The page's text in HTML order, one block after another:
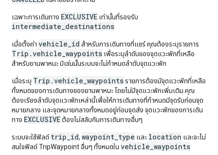
เฉพาะการเดินทาง EXCLUSIVE เท่านั้นที่รองรับ
intermediate_destinations
เมื่อตั้งค่า vehicle_id สำหรับการเดินทางที่แชร์ คุณต้องระบุรายการ
Trip.vehicle_waypoints เพื่อระบุลำดับของจุดแวะพักที่เหลือ
สำหรับยานพาหนะ มิเช่นนั้นระบบจะไม่กำหนดลำดับจุดแวะพัก
เมื่อระบุ Trip.vehicle_waypointsรายการต้องมีจุดแวะพักที่เหลือ
ทั้งหมดของการเดินทางของยานพาหนะ โดยไม่มีจุดแวะพักเพิ่มเติม คุณ
ต้องเรียงลำดับจุดแวะพักเหล่านี้เพื่อให้การเดินทางที่กำหนดมีจุดรับก่อนจุด
หมายกลาง และจุดหมายกลางทั้งหมดอยู่ก่อนจุดส่ง จุดแวะพักของการเดิน
ทาง EXCLUSIVEต้องไม่สลับกับการเดินทางอื่นๆ
ระบบจะใช้ฟิลด์trip_id, waypoint_type และ location และจะไม่
สนใจฟิลด์ TripWaypoint อื่นๆ ทั้งหมดใน vehicle_waypoints